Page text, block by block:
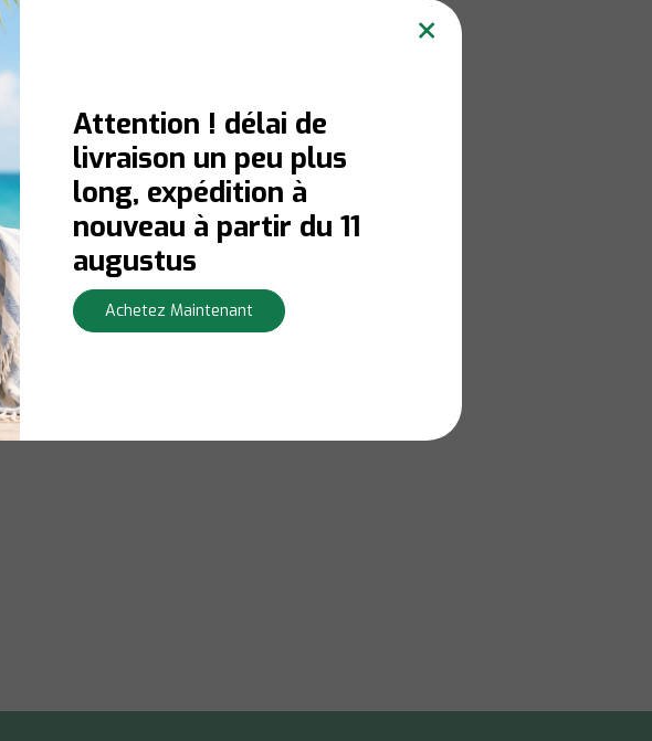
×
Attention ! délai de
livraison un peu plus
long, expédition à
nouveau à partir du 11
augustus
Achetez Maintenant